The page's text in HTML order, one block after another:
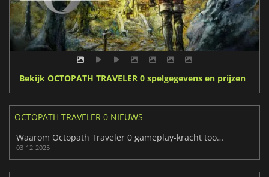
Bekijk OCTOPATH TRAVELER 0 spelgegevens en prijzen
OCTOPATH TRAVELER 0 NIEUWS
Waarom Octopath Traveler 0 gameplay-kracht toont in 2025
03-12-2025